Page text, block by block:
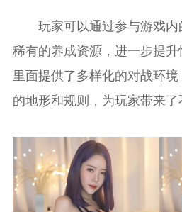
玩家可以通过参与游戏内
稀有的养成资源，进一步提
里面提供了多样化的对战环
的地形和规则，为玩家带来了